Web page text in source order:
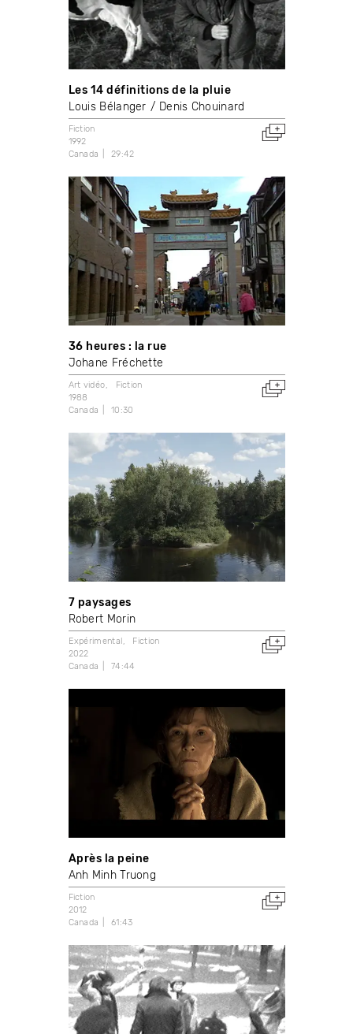
Les 14 définitions de la pluie
Louis Bélanger
Denis Chouinard
Fiction
1992
Canada
29:42
36 heures : la rue
Johane Fréchette
Art vidéo
Fiction
1988
Canada
10:30
7 paysages
Robert Morin
Expérimental
Fiction
2022
Canada
74:44
Après la peine
Anh Minh Truong
Fiction
2012
Canada
61:43